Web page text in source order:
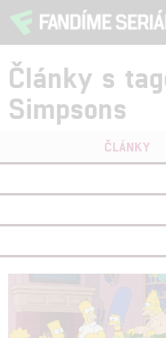
Články s
Simpsons
ČLÁNKY